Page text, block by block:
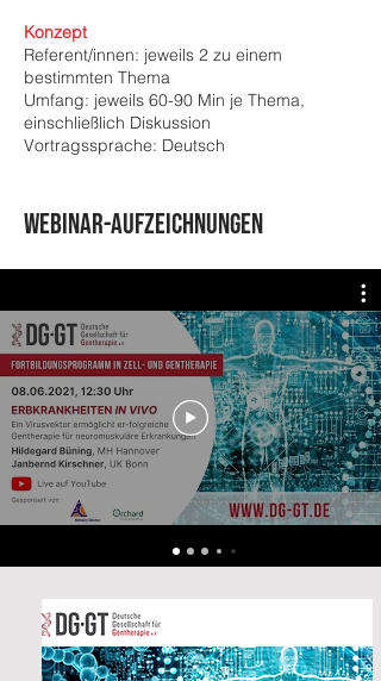
Konzept
Referent/innen: jeweils 2 zu einem
bestimmten Thema
Umfang: jeweils 60-90 Min je Thema,
einschließlich Diskussion
Vortragssprache: Deutsch
WEBINAR-AUFZEICHNUNGEN